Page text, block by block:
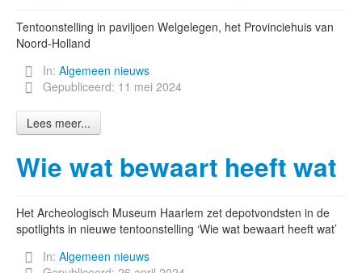
Tentoonstelling in paviljoen Welgelegen, het Provinciehuis van
Noord-Holland
In: Algemeen nieuws
Gepubliceerd: 11 mei 2024
Lees meer...
Wie wat bewaart heeft wat
Het Archeologisch Museum Haarlem zet depotvondsten in de
spotlights in nieuwe tentoonstelling ‘Wie wat bewaart heeft wat’
In: Algemeen nieuws